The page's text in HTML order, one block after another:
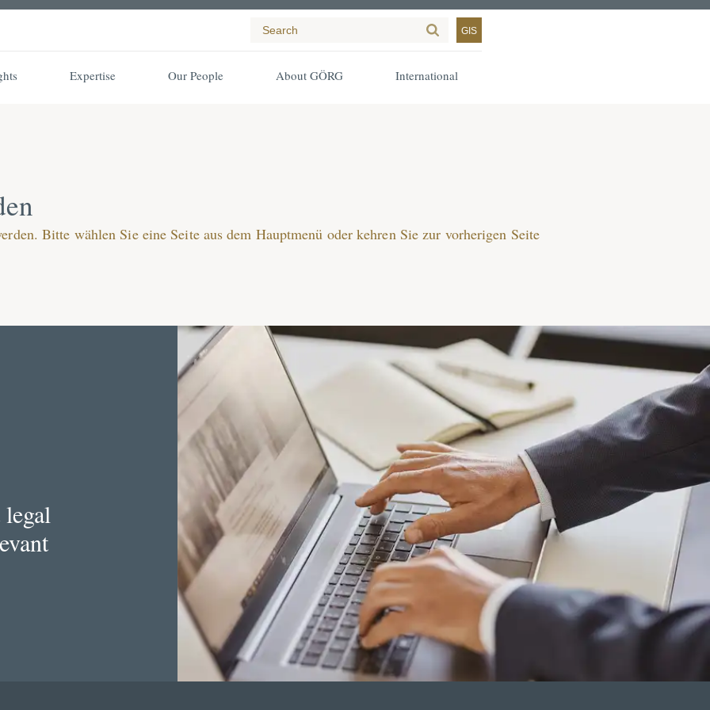
GIS
Expertise Our People About GÖRG International
Bitte wählen Sie eine Seite aus dem Hauptmenü oder kehren Sie zur vorherigen Seite